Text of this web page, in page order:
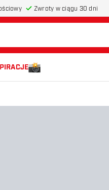
Zwroty w ciągu 30 dni